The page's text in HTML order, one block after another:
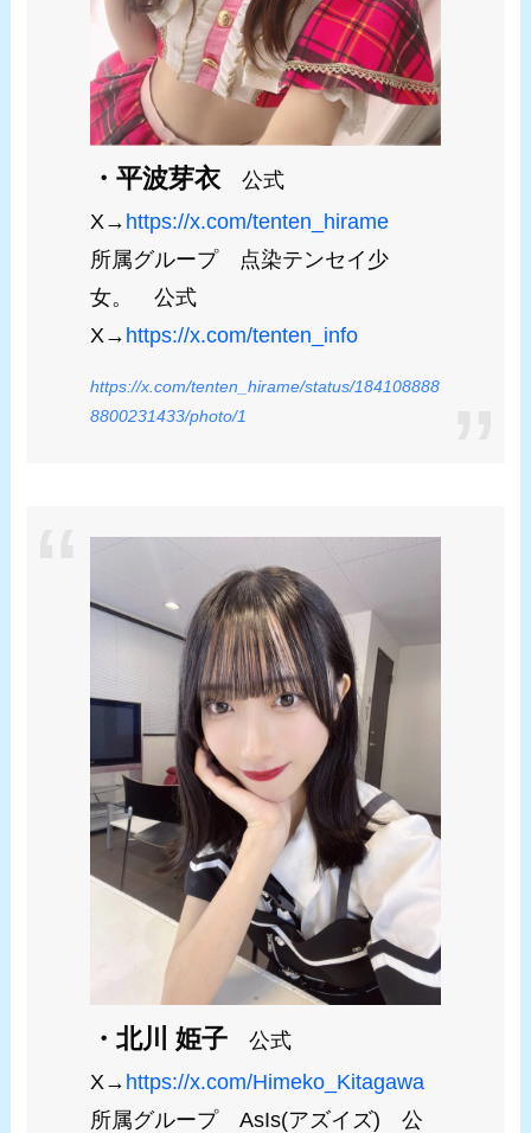
・平波芽衣 公式
X→ https://x.com/tenten_hirame
所属グループ 点染テンセイ少
女。 公式
X→ https://x.com/tenten_info
https://x.com/tenten_hirame/status/184108888
8800231433/photo/1
・北川 姫子 公式
X→ https://x.com/Himeko_Kitagawa
所属グループ AsIs(アズイズ) 公